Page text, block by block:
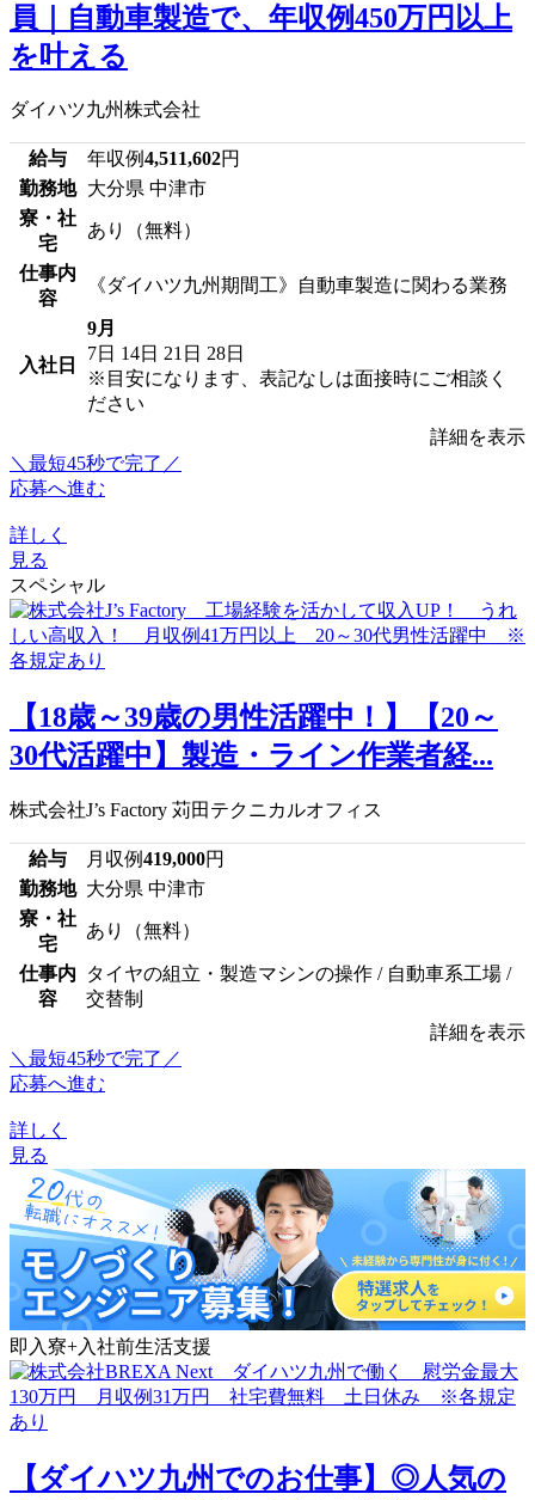
員｜自動車製造で、年収例450万円以上
を叶える
ダイハツ九州株式会社
給与 年収例4,511,602円
勤務地 大分県 中津市
寮・社
宅
あり（無料）
仕事内
容
《ダイハツ九州期間工》自動車製造に関わる業務
入社日
9月
7日 14日 21日 28日
※目安になります、表記なしは面接時にご相談く
ださい
詳細を表示
＼最短45秒で完了／
応募へ進む
詳しく
見る
スペシャル
【18歳～39歳の男性活躍中！】【20～
30代活躍中】製造・ライン作業者経...
株式会社J’s Factory 苅田テクニカルオフィス
給与 月収例419,000円
勤務地 大分県 中津市
寮・社
宅
あり（無料）
仕事内
容
タイヤの組立・製造マシンの操作 / 自動車系工場 /
交替制
詳細を表示
＼最短45秒で完了／
応募へ進む
詳しく
見る
即入寮+入社前生活支援
【ダイハツ九州でのお仕事】◎人気の